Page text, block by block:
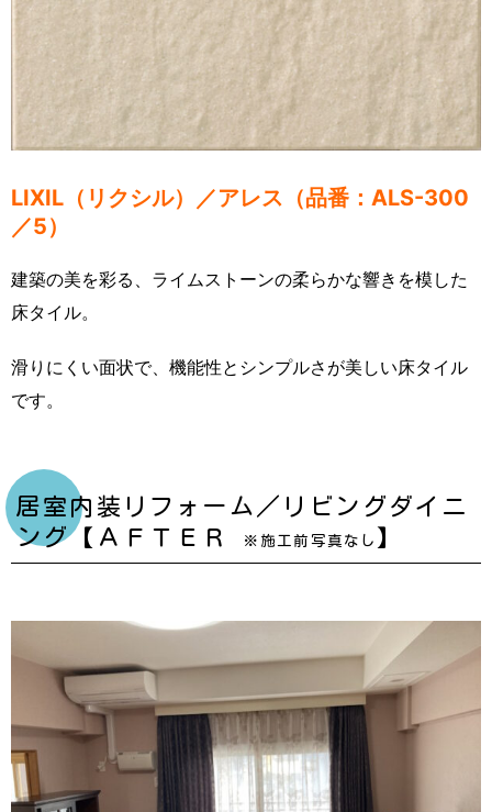
LIXIL（リクシル）／アレス（品番：ALS-300
／5）
建築の美を彩る、ライムストーンの柔らかな響きを模した
床タイル。
滑りにくい面状で、機能性とシンプルさが美しい床タイル
です。
居室内装リフォーム／リビングダイニ
ング【ＡＦＴＥＲ
※施工前写真なし 】